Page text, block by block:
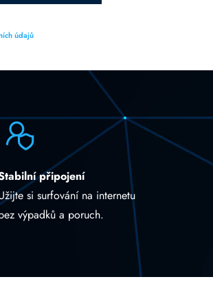
údajů
připojení
si surfování na internetu
výpadků a poruch.